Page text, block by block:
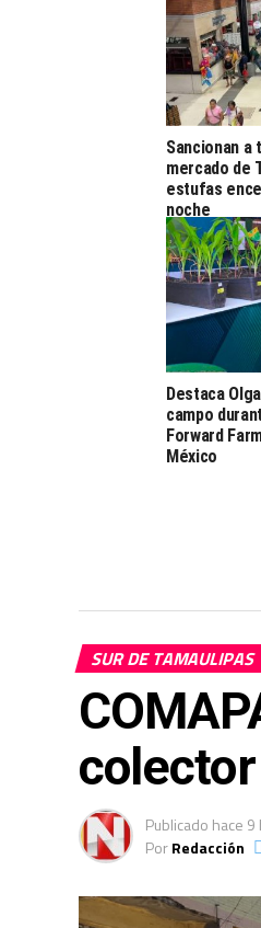
Sancionan
mercado de
estufas
noche
Destaca
campo
Forward
México
SUR DE TAMAULIPAS
Publicado hace 9
PorRedacción